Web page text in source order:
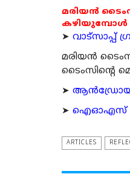
മരിയൻ
കഴിയുമ്പോൾ
➤ വാട്സാപ്പ്
മരിയന്‍
ടൈംസിന്റെ
➤
➤ ഐഓഎസ്
ARTICLES